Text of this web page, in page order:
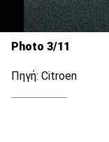
Photo 3/11
Πηγή: Citroen